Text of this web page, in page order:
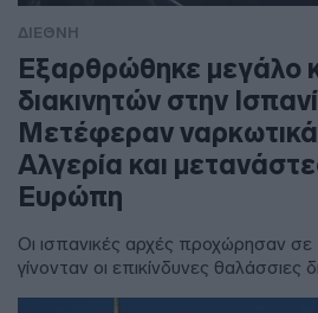
ΔΙΕΘΝΗ
Εξαρθρώθηκε μεγάλο
διακινητών στην
Μετέφεραν
Αλγερία και
Ευρώπη
Οι ισπανικές αρχές προχώρησαν
γίνονταν οι επικίνδυνες θαλάσσιες